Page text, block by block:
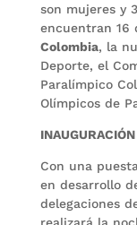
son mujeres y
encuentran 16
Colombia, la
Deporte, el
Paralímpico
Olímpicos de
INAUGURACIÓN
Con una
en desarrollo
delegaciones
realizará la